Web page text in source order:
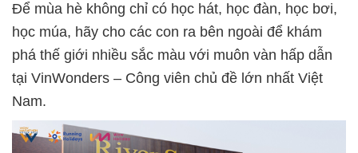
Để mùa hè không chỉ có học hát, học đàn, học bơi,
học múa, hãy cho các con ra bên ngoài để khám
phá thế giới nhiều sắc màu với muôn vàn hấp dẫn
tại VinWonders – Công viên chủ đề lớn nhất Việt
Nam.